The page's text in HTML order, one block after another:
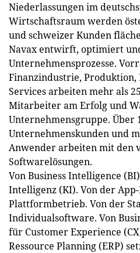
Niederlassungen im
Wirtschaftsraum werden
und schweizer Kunden
Navax entwirft, optimiert
Unternehmensprozesse.
Finanzindustrie, Produktion,
Services arbeiten mehr als
Mitarbeiter am Erfolg und
Unternehmensgruppe. Über
Unternehmenskunden und
Anwender arbeiten mit den
Softwarelösungen.
Von Business Intelligence
Intelligenz (KI). Von der
Plattformbetrieb. Von der
Individualsoftware. Von
für Customer Experience
Ressource Planning (ERP)